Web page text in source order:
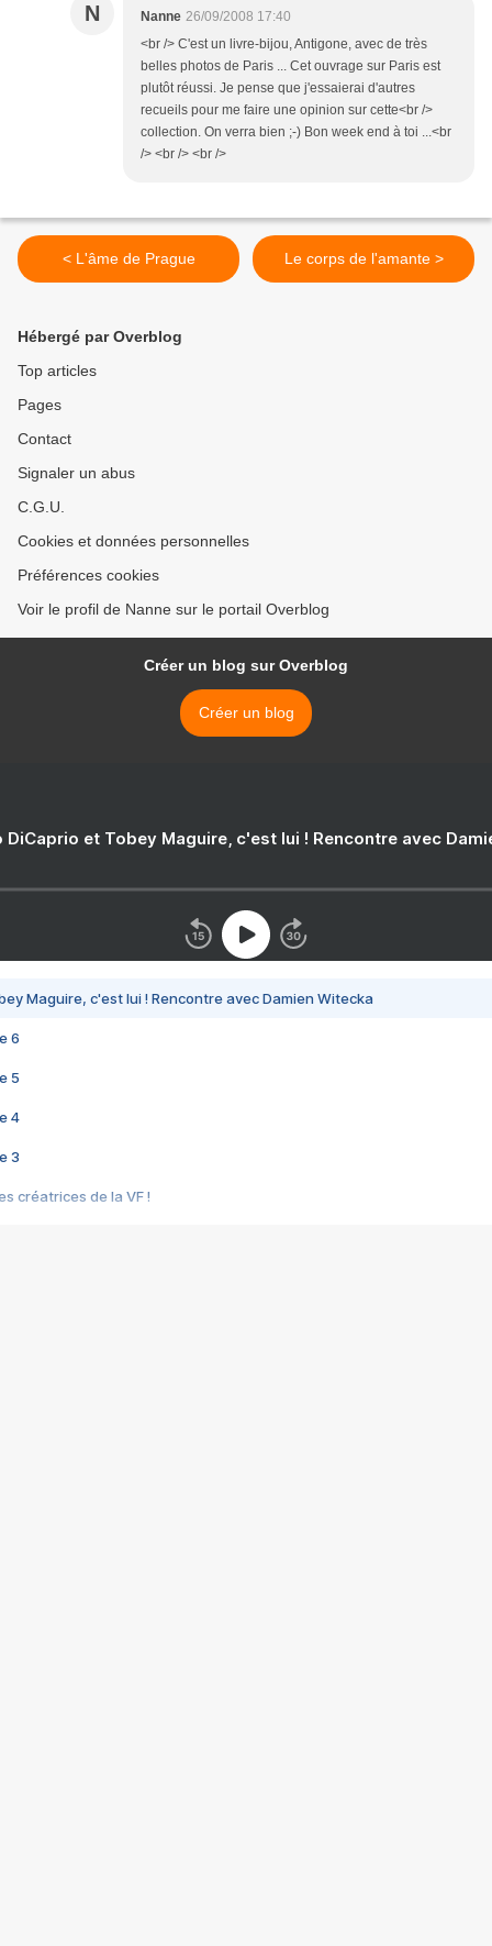
N Nanne 26/09/2008 17:40
<br /> C'est un livre-bijou, Antigone, avec de très
belles photos de Paris ... Cet ouvrage sur Paris est
plutôt réussi. Je pense que j'essaierai d'autres
recueils pour me faire une opinion sur cette<br />
collection. On verra bien ;-) Bon week end à toi ...<br
/> <br /> <br />
< L'âme de Prague Le corps de l'amante >
Hébergé par Overblog
Top articles
Pages
Contact
Signaler un abus
C.G.U.
Cookies et données personnelles
Préférences cookies
Voir le profil de Nanne sur le portail Overblog
Créer un blog sur Overblog
Créer un blog
DiCaprio et Tobey Maguire, c'est lui ! Rencontre avec
Maguire, c'est lui ! Rencontre avec Damien Witecka
6
5
4
3
créatrices de la VF !